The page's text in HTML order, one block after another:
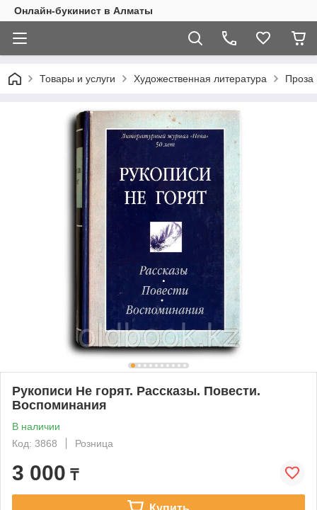
Онлайн-букинист в Алматы
Товары и услуги Художественная литература Проза
Рукописи Не горят. Рассказы. Повести.
Воспоминания
В наличии
Код: 3868
Розница
3 000 ₸